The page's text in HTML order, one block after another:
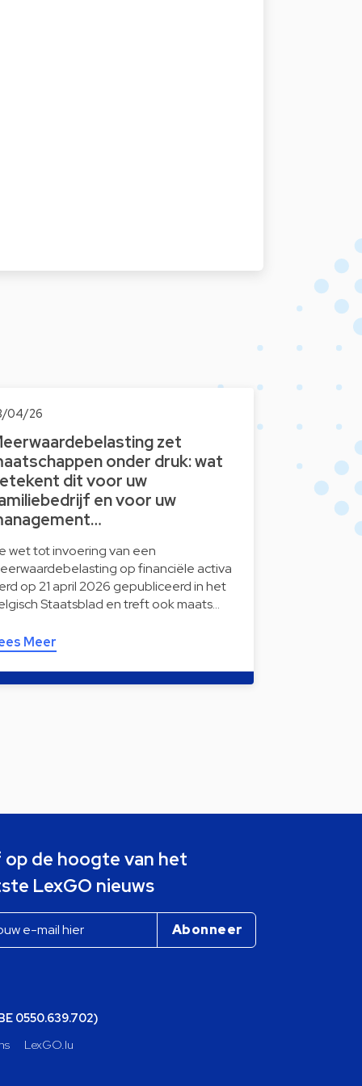
04/26
zet
onder druk: wat
dit voor uw
en voor uw
wet tot invoering van een
op financiële activa
op 21 april 2026 gepubliceerd in het
Staatsblad en treft ook maats…
Meer
op de hoogte van het
LexGO nieuws
0550.639.702)
LexGO.lu